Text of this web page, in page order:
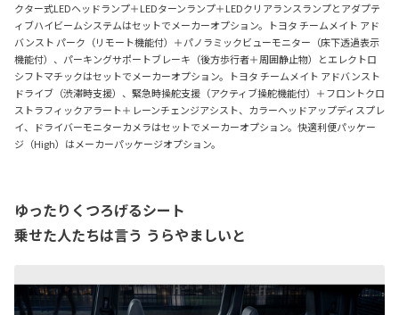
クター式LEDヘッドランプ＋LEDターンランプ＋LEDクリアランスランプとアダプテ
ィブハイビームシステムはセットでメーカーオプション。トヨタ チームメイト アド
バンスト パーク（リモート機能付）＋パノラミックビューモニター（床下透過表示
機能付）、パーキングサポートブレーキ（後方歩行者＋周囲静止物）とエレクトロ
シフトマチックはセットでメーカーオプション。トヨタ チームメイト アドバンスト
ドライブ（渋滞時支援）、緊急時操舵支援（アクティブ操舵機能付）＋フロントクロ
ストラフィックアラート＋レーンチェンジアシスト、カラーヘッドアップディスプレ
イ、ドライバーモニターカメラはセットでメーカーオプション。快適利便パッケー
ジ（High）はメーカーパッケージオプション。
ゆったりくつろげるシート
乗せた人たちは言う うらやましいと